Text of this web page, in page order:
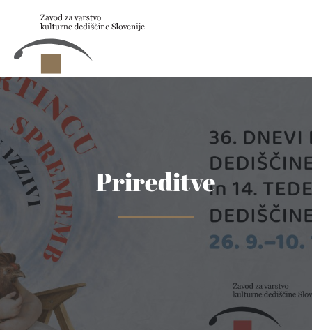
Skip to main content
Prireditve